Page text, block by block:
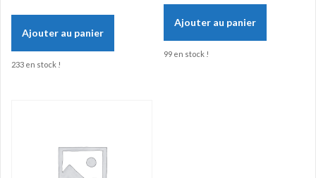
Ajouter au panier
233 en stock !
Ajouter au panier
99 en stock !